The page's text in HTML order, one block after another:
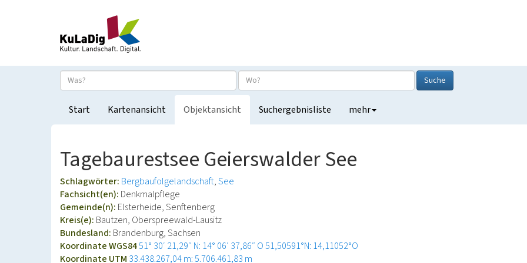
Suche
Start Kartenansicht Objektansicht Suchergebnisliste mehr
Tagebaurestsee Geierswalder See
Schlagwörter: Bergbaufolgelandschaft See
Fachsicht(en): Denkmalpflege
Gemeinde(n): Elsterheide, Senftenberg
Kreis(e): Bautzen, Oberspreewald-Lausitz
Bundesland: Brandenburg, Sachsen
Koordinate WGS8451° 30′ 21,29″ N: 14° 06′ 37,86″ O51,50591°N: 14,11052°O
Koordinate UTM 33.438.267,04 m: 5.706.461,83 m